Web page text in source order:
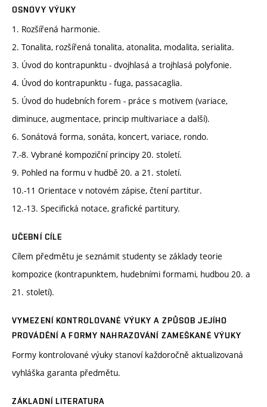
OSNOVY VÝUKY
1. Rozšířená harmonie.
2. Tonalita, rozšířená tonalita, atonalita, modalita, serialita.
3. Úvod do kontrapunktu - dvojhlasá a trojhlasá polyfonie.
4. Úvod do kontrapunktu - fuga, passacaglia.
5. Úvod do hudebních forem - práce s motivem (variace,
diminuce, augmentace, princip multivariace a další).
6. Sonátová forma, sonáta, koncert, variace, rondo.
7.-8. Vybrané kompoziční principy 20. století.
9. Pohled na formu v hudbě 20. a 21. století.
10.-11 Orientace v notovém zápise, čtení partitur.
12.-13. Specifická notace, grafické partitury.
UČEBNÍ CÍLE
Cílem předmětu je seznámit studenty se základy teorie
kompozice (kontrapunktem, hudebními formami, hudbou 20. a
21. století).
VYMEZENÍ KONTROLOVANÉ VÝUKY A ZPŮSOB JEJÍHO
PROVÁDĚNÍ A FORMY NAHRAZOVÁNÍ ZAMEŠKANÉ VÝUKY
Formy kontrolované výuky stanoví každoročně aktualizovaná
vyhláška garanta předmětu.
ZÁKLADNÍ LITERATURA